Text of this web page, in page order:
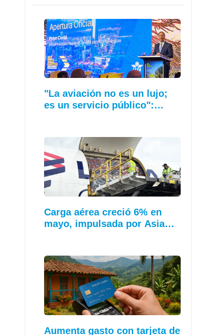
"La aviación no es un lujo;
es un servicio público":…
Carga aérea creció 6% en
mayo, impulsada por Asia…
Aumenta gasto con tarjeta de